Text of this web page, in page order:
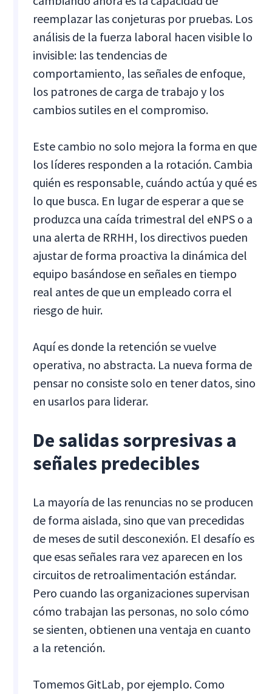
reemplazar las conjeturas por pruebas. Los
análisis de la fuerza laboral hacen visible lo
invisible: las tendencias de
comportamiento, las señales de enfoque,
los patrones de carga de trabajo y los
cambios sutiles en el compromiso.
Este cambio no solo mejora la forma en que
los líderes responden a la rotación. Cambia
quién es responsable, cuándo actúa y qué es
lo que busca. En lugar de esperar a que se
produzca una caída trimestral del eNPS o a
una alerta de RRHH, los directivos pueden
ajustar de forma proactiva la dinámica del
equipo basándose en señales en tiempo
real antes de que un empleado corra el
riesgo de huir.
Aquí es donde la retención se vuelve
operativa, no abstracta. La nueva forma de
pensar no consiste solo en tener datos, sino
en usarlos para liderar.
De salidas sorpresivas a
señales predecibles
La mayoría de las renuncias no se producen
de forma aislada, sino que van precedidas
de meses de sutil desconexión. El desafío es
que esas señales rara vez aparecen en los
circuitos de retroalimentación estándar.
Pero cuando las organizaciones supervisan
cómo trabajan las personas, no solo cómo
se sienten, obtienen una ventaja en cuanto
a la retención.
Tomemos GitLab, por ejemplo. Como